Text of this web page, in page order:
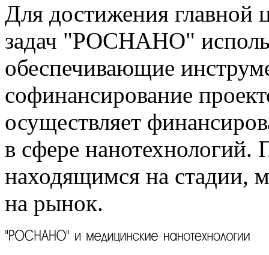
Для достижения главной
задач "РОСНАНО"
обеспечивающие
софинансирование
осуществляет
в сфере нанотехнологий.
находящимся на стадии,
на рынок.